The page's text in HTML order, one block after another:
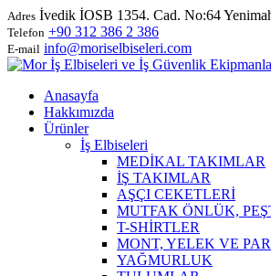
Adres İvedik İOSB 1354. Cad. No:64
Telefon +90 312 386 2 386
E-mail info@moriselbiseleri.com
Anasayfa
Hakkımızda
Ürünler
İş Elbiseleri
MEDİKAL TAKIMLAR
İŞ TAKIMLAR
AŞÇI CEKETLERİ
MUTFAK ÖNLÜK,
T-SHİRTLER
MONT, YELEK VE
YAĞMURLUK